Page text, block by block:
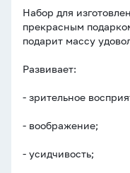
Набор для
прекрасным
подарит массу
Развивает:
- зрительное
- воображение;
- усидчивость;